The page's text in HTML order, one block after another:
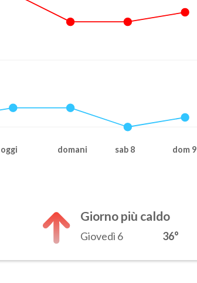
oggi domani sab 8 dom 9
Giorno più caldo
Giovedì 6 36°